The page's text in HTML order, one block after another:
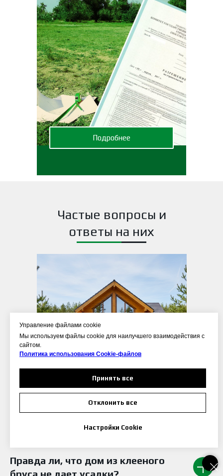
Подробнее
Частые вопросы и
ответы на них
Почему дом из клееного бруса
дороже, чем из обычного бруса или
Правда ли, что дом из клееного
Управление файлами cookie
Мы используем файлы cookie для наилучшего взаимодействия с
сайтом.
Политика использования Сookie-файлов
Принять все
Отклонить все
Настройки Cookie